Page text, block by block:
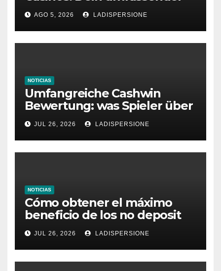
Ratgeber für moderne
Glücksspielplattformen
AGO 5, 2026 LADISPERSIONE
NOTICIAS
Umfangreiche Cashwin
Bewertung: was Spieler über
dieses Casino denken
JUL 26, 2026 LADISPERSIONE
NOTICIAS
Cómo obtener el máximo
beneficio de los no deposit
bonus codes de roby casino
JUL 26, 2026 LADISPERSIONE